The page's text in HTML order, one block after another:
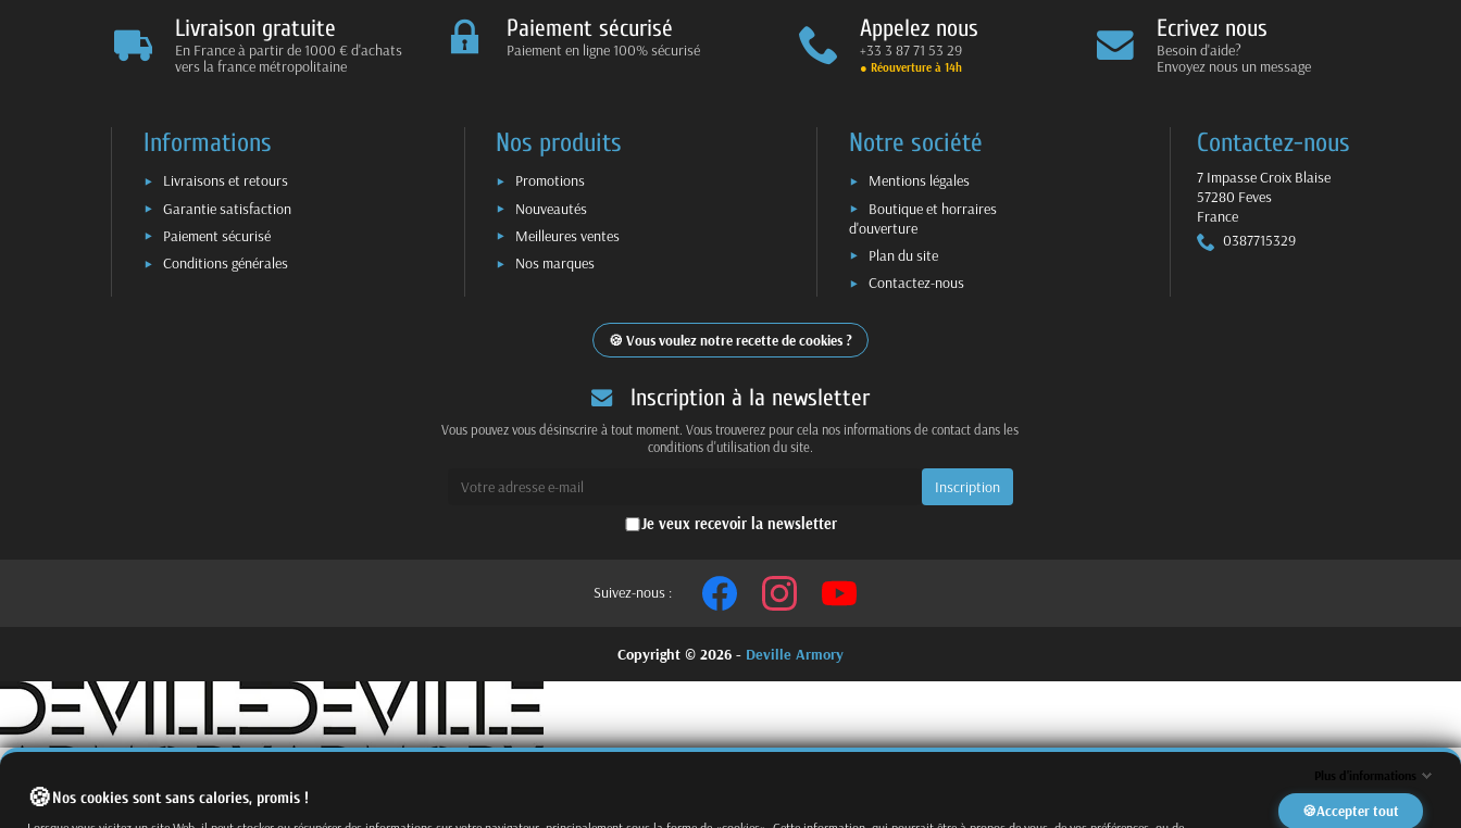
Livraison gratuite
En France à partir de 1000 € d'achats
vers la france métropolitaine
Paiement sécurisé
Paiement en ligne 100% sécurisé
Appelez nous
+33 3 87 71 53 29
● Réouverture à 14h
Ecrivez nous
Besoin d'aide?
Envoyez nous un message
Informations
Livraisons et retours
Garantie satisfaction
Paiement sécurisé
Conditions générales
Nos produits
Promotions
Nouveautés
Meilleures ventes
Nos marques
Notre société
Mentions légales
Boutique et horraires
d'ouverture
Plan du site
Contactez-nous
Contactez-nous
7 Impasse Croix Blaise
57280 Feves
France
0387715329
Vous voulez notre recette de cookies ?
Inscription à la newsletter
Vous pouvez vous désinscrire à tout moment. Vous trouverez pour cela nos informations de contact dans les
conditions d'utilisation du site.
Je veux recevoir la newsletter
Suivez-nous :
Copyright © 2026 - Deville Armory
Fermer
Trier par
Nos cookies sont sans calories, promis !
Plus d'informations
Accepter tout